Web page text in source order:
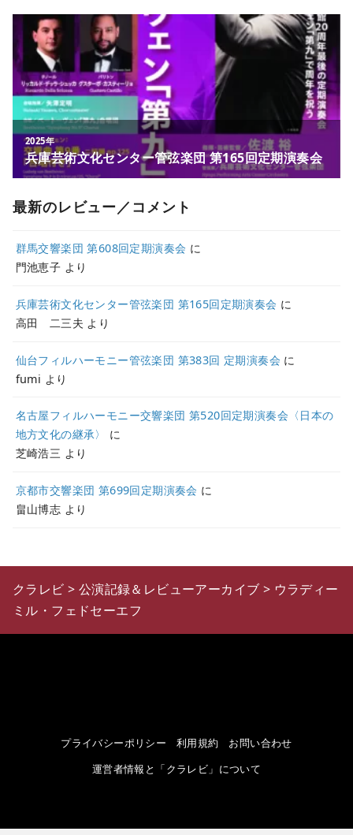
最新のレビュー／コメント
群馬交響楽団 第608回定期演奏会 に
門池恵子 より
兵庫芸術文化センター管弦楽団 第165回定期演奏会 に
高田 二三夫 より
仙台フィルハーモニー管弦楽団 第383回 定期演奏会 に
fumi より
名古屋フィルハーモニー交響楽団 第520回定期演奏会〈日本の
地方文化の継承〉
に
芝崎浩三 より
京都市交響楽団 第699回定期演奏会 に
畠山博志 より
クラレビ > 公演記録＆レビューアーカイブ > ウラディー
ミル・フェドセーエフ
プライバシーポリシー 利用規約
お問い合わせ
運営者情報と「クラレビ」について